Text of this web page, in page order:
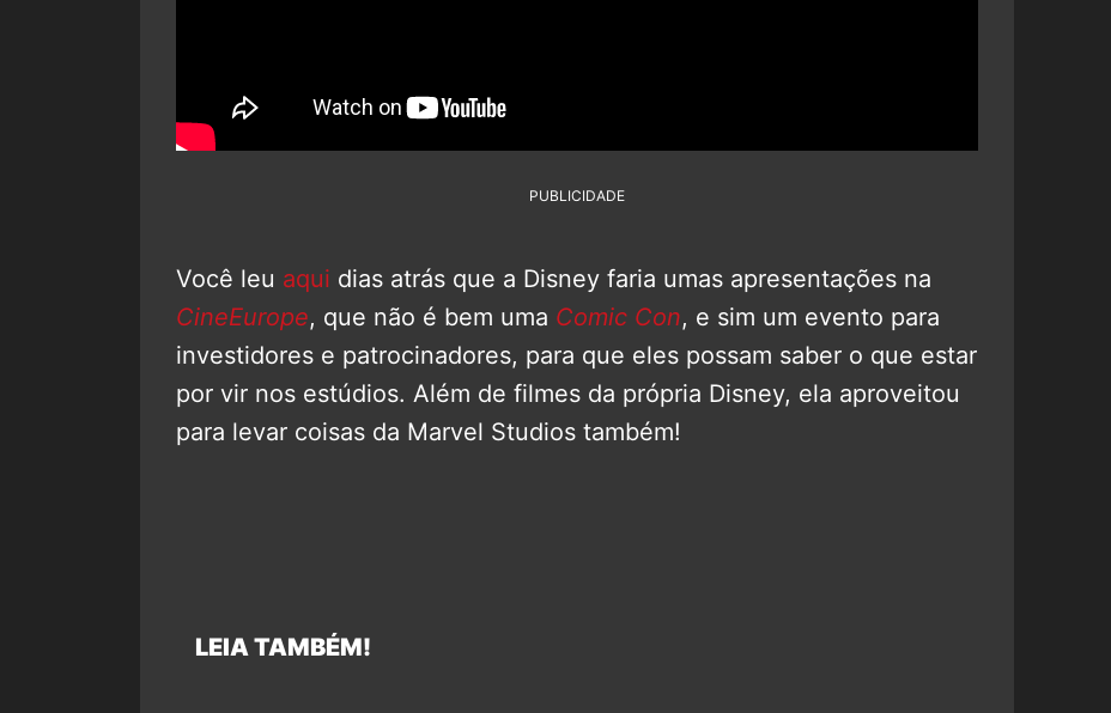
PUBLICIDADE
Você leu aqui dias atrás que a Disney faria umas apresentações na
CineEurope, que não é bem uma Comic Con, e sim um evento para
investidores e patrocinadores, para que eles possam saber o que estar
por vir nos estúdios. Além de filmes da própria Disney, ela aproveitou
para levar coisas da Marvel Studios também!
LEIA TAMBÉM!